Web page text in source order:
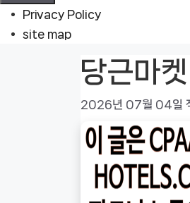
Privacy Policy
site map
당근마
2026년 07월 04일